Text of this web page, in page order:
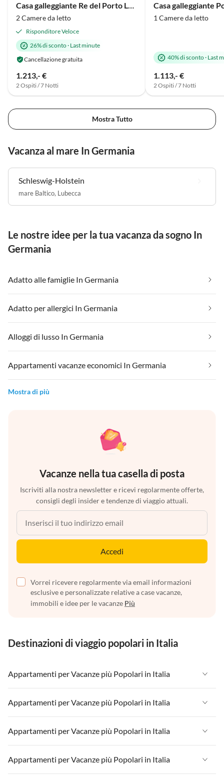
Casa galleggiante Re del Porto Lübeck
2 Camere da letto
Risponditore Veloce
26% di sconto· Last minute
Cancellazione gratuita
1.213,- €
2 Ospiti / 7 Notti
Casa galleggiante
1 Camere da letto
40% di sconto· Last
1.113,- €
2 Ospiti / 7 Notti
Mostra Tutto
Vacanza al mare In Germania
Schleswig-Holstein
mare Baltico, Lubecca
Le nostre idee per la tua vacanza da sogno In
Germania
Adatto alle famiglie In Germania
Adatto per allergici In Germania
Alloggi di lusso In Germania
Appartamenti vacanze economici In Germania
Mostra di più
Vacanze nella tua casella di posta
Iscriviti alla nostra newsletter e ricevi regolarmente offerte,
consigli degli insider e tendenze di viaggio attuali.
Accedi
Vorrei ricevere regolarmente via email informazioni
esclusive e personalizzate relative a case vacanze,
immobili e idee per le vacanze Più
Destinazioni di viaggio popolari in Italia
Appartamenti per Vacanze più Popolari in Italia
Appartamenti per Vacanze in Italia
Appartamenti per Vacanze in Liguria
Appartamenti per Vacanze in Lombardia
Appartamenti per Vacanze in Lago di Garda
Appartamenti per Vacanze più Popolari in Italia
Appartamenti per Vacanze in Italia
Appartamenti per Vacanze in Liguria
Appartamenti per Vacanze in Lombardia
Appartamenti per Vacanze più Popolari in Italia
Appartamenti per Vacanze in Italia
Appartamenti per Vacanze più Popolari in Italia